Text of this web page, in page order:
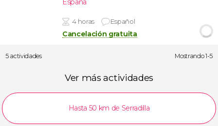
España
4 horas Español
Cancelación gratuita
5 actividades Mostrando 1-5
Ver más actividades
Hasta 50 km de Serradilla